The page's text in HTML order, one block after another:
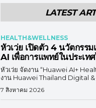
LATEST
HEALTH&WELLNESS
หัวเว่ย เปิดตัว 4 นวัตกรรม
AI เพื่อการแพทย์ในประเท
หัวเว่ย จัดงาน “Huawei AI+
งาน Huawei Thailand Digital
7 สิงหาคม 2026